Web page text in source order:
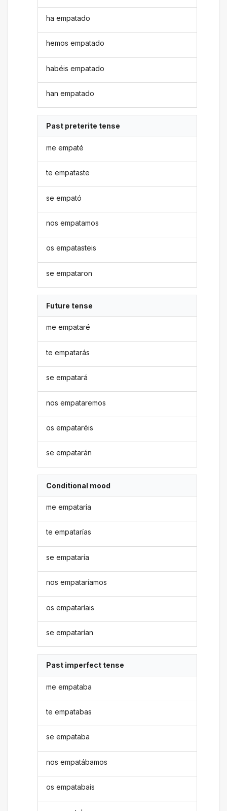
ha empatado
hemos empatado
habéis empatado
han empatado
Past preterite tense
me empaté
te empataste
se empató
nos empatamos
os empatasteis
se empataron
Future tense
me empataré
te empatarás
se empatará
nos empataremos
os empataréis
se empatarán
Conditional mood
me empataría
te empatarías
se empataría
nos empataríamos
os empataríais
se empatarían
Past imperfect tense
me empataba
te empatabas
se empataba
nos empatábamos
os empatabais